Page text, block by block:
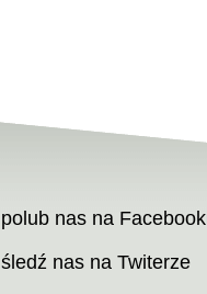
polub nas na
śledź nas na Twiterze